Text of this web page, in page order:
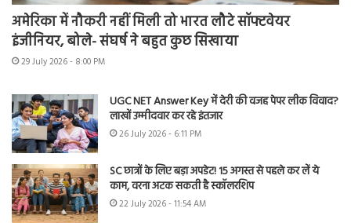
अमेरिका में नौकरी नहीं मिली तो भारत लौटे सॉफ्टवेयर
इंजीनियर, बोले- संघर्ष ने बहुत कुछ सिखाया
29 July 2026 - 8:00 PM
UGC NET Answer Key में देरी की वजह पेपर लीक विवाद?
लाखों उम्मीदवार कर रहे इंतजार
26 July 2026 - 6:11 PM
SC छात्रों के लिए बड़ा अपडेट! 15 अगस्त से पहले कर लें ये
काम, वरना अटक सकती है स्कॉलरशिप
22 July 2026 - 11:54 AM